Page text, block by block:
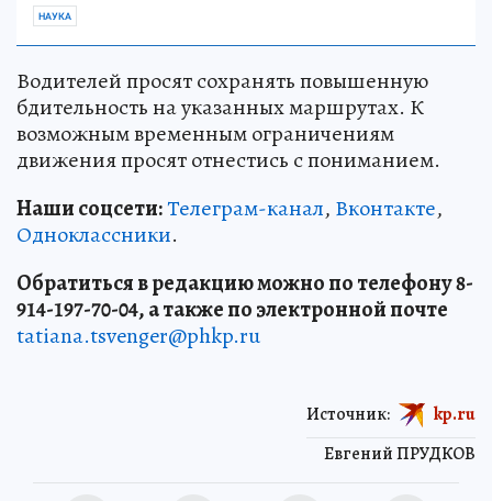
НАУКА
Водителей просят сохранять повышенную
бдительность на указанных маршрутах. К
возможным временным ограничениям
движения просят отнестись с пониманием.
Наши соцсети:Телеграм-канал, Вконтакте,
Одноклассники.
Обратиться в редакцию можно по телефону 8-
914-197-70-04, а также по электронной почте
tatiana.tsvenger@phkp.ru
Евгений ПРУДКОВ
Источник: kp.ru